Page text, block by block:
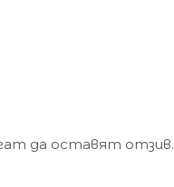
да оставят отзив.